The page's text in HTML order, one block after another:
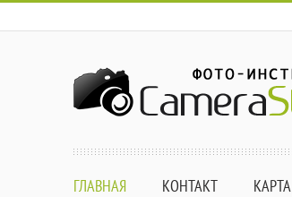
ГЛАВНАЯ КОНТАКТ